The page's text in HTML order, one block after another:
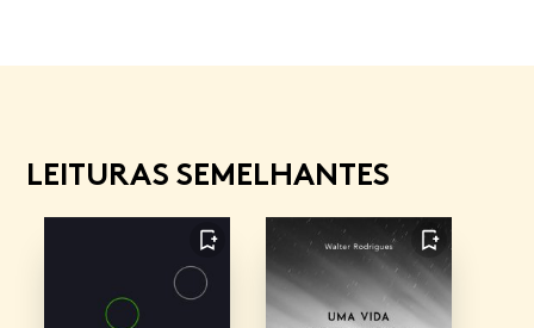
LEITURAS SEMELHANTES
FAVORITO FAVORITO